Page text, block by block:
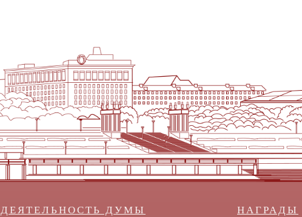
ДЕЯТЕЛЬНОСТЬ ДУМЫ НАГРАДЫ